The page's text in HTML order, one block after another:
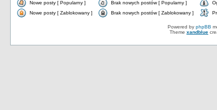
Nowe posty [ Popularny ]
Brak nowych postów [ Popularny ]
Nowe posty [ Zablokowany ]
Brak nowych postów [ Zablokowany ]
Powered by phpBB
Theme xandblue